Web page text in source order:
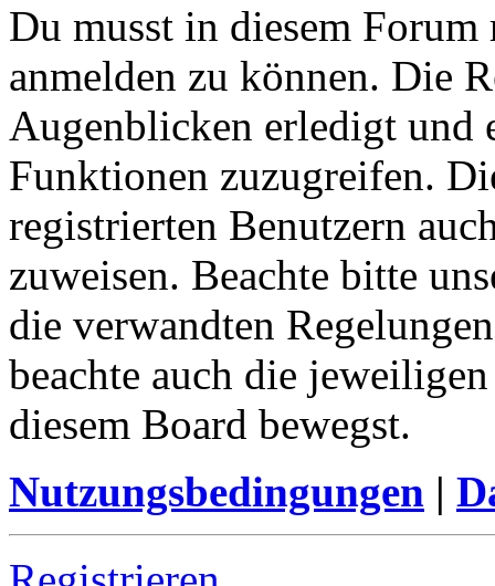
Du musst in diesem
anmelden zu können. Die
Augenblicken erledigt und
Funktionen zuzugreifen.
registrierten Benutzern
zuweisen. Beachte bitte
die verwandten
beachte auch die
diesem Board bewegst.
Nutzungsbedingungen |